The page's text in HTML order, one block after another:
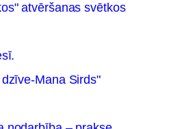
atvēršanas svētkos
Mana Sirds"